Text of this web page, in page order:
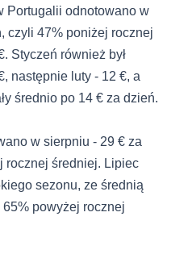
Portugalii odnotowano w
czyli 47% poniżej rocznej
Styczeń również był
następnie luty - 12 €, a
średnio po 14 € za dzień.
w sierpniu - 29 € za
rocznej średniej. Lipiec
sezonu, ze średnią
powyżej rocznej